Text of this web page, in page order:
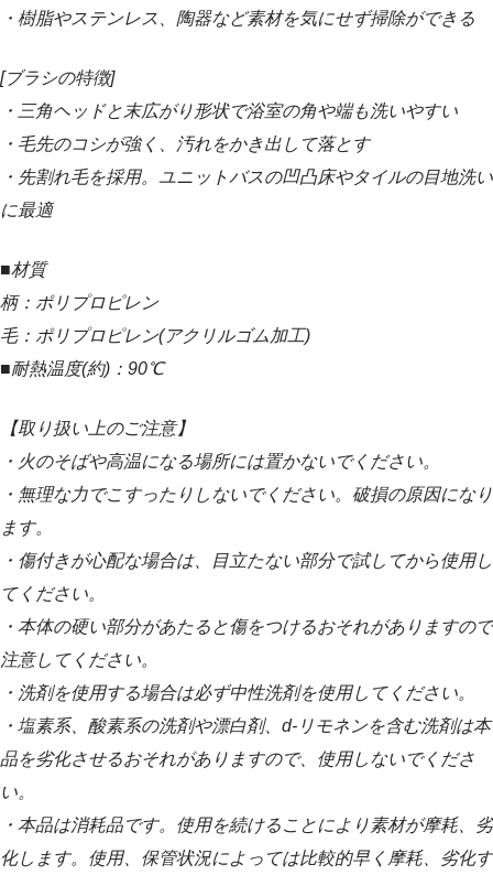
・樹脂やステンレス、陶器など素材を気にせず掃除ができる
[ブラシの特徴]
・三角ヘッドと末広がり形状で浴室の角や端も洗いやすい
・毛先のコシが強く、汚れをかき出して落とす
・先割れ毛を採用。ユニットバスの凹凸床やタイルの目地洗い
に最適
■材質
柄：ポリプロピレン
毛：ポリプロピレン(アクリルゴム加工)
■耐熱温度(約)：90℃
【取り扱い上のご注意】
・火のそばや高温になる場所には置かないでください。
・無理な力でこすったりしないでください。破損の原因になり
ます。
・傷付きが心配な場合は、目立たない部分で試してから使用し
てください。
・本体の硬い部分があたると傷をつけるおそれがありますので
注意してください。
・洗剤を使用する場合は必ず中性洗剤を使用してください。
・塩素系、酸素系の洗剤や漂白剤、d-リモネンを含む洗剤は本
品を劣化させるおそれがありますので、使用しないでくださ
い。
・本品は消耗品です。使用を続けることにより素材が摩耗、劣
化します。使用、保管状況によっては比較的早く摩耗、劣化す